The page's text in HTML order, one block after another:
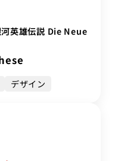
英雄伝説 Die Neue
デザイン